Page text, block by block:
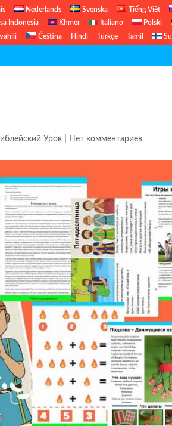
Nederlands Svenska Tiếng Việt
Indonesia Khmer Italiano Polski
Čeština Hindi Türkçe Tamil
Урок Нет комментариев